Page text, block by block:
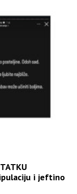
i jeftino